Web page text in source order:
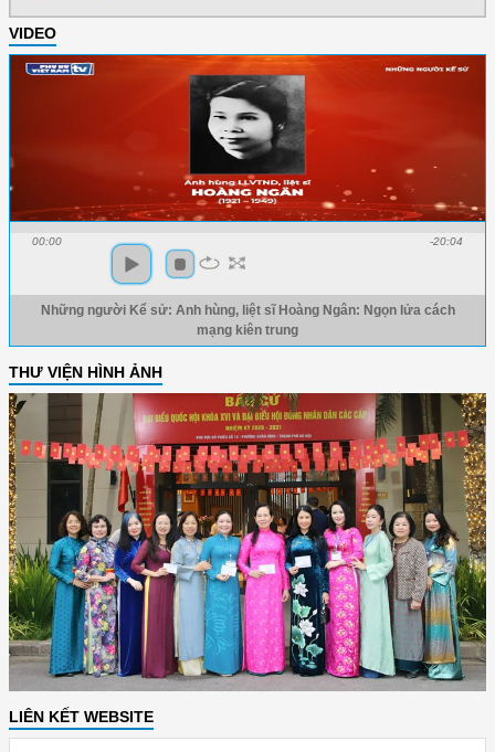
VIDEO
00:00 -20:04
Những người Kể sử: Anh hùng, liệt sĩ Hoàng Ngân: Ngọn lửa cách
mạng kiên trung
THƯ VIỆN HÌNH ẢNH
LIÊN KẾT WEBSITE